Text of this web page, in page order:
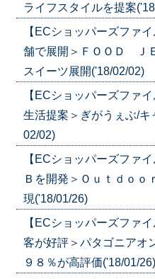
ライフスタイルを提案
【ECショッパーズファ
舗で展開＞ＦＯＯＤ Ｊ
スイーツ展開('18/02/02)
【ECショッパーズファ
生活提案＞ぎがうぇぶ/
02/02)
【ECショッパーズファ
Ｂを開発＞Ｏｕｔｄｏ
現('18/01/26)
【ECショッパーズファ
客が好評＞パタゴニアオ
９８％が高評価('18/01/26)